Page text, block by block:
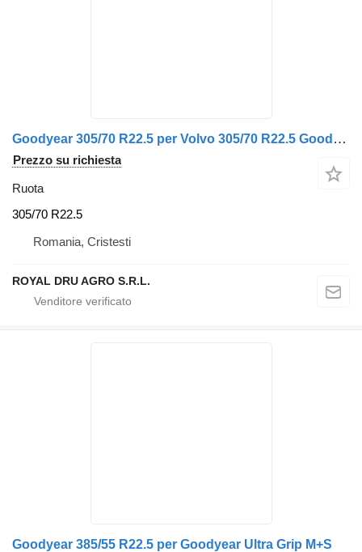
Goodyear 305/70 R22.5 per Volvo 305/70 R22.5 Goodyear
Prezzo su richiesta
Ruota
305/70 R22.5
Romania, Cristesti
ROYAL DRU AGRO S.R.L.
Goodyear 385/55 R22.5 per Goodyear Ultra Grip M+S